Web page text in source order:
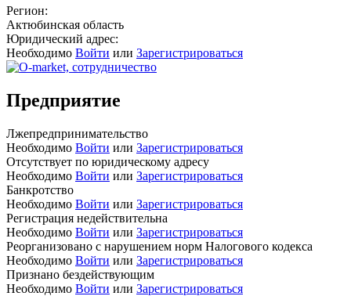
Регион:
Актюбинская область
Юридический адрес:
Необходимо Войти или Зарегистрироваться
Предприятие
Лжепредпринимательство
Необходимо Войти или Зарегистрироваться
Отсутствует по юридическому адресу
Необходимо Войти или Зарегистрироваться
Банкротство
Необходимо Войти или Зарегистрироваться
Регистрация недействительна
Необходимо Войти или Зарегистрироваться
Реорганизовано с нарушением норм Налогового кодекса
Необходимо Войти или Зарегистрироваться
Признано бездействующим
Необходимо Войти или Зарегистрироваться